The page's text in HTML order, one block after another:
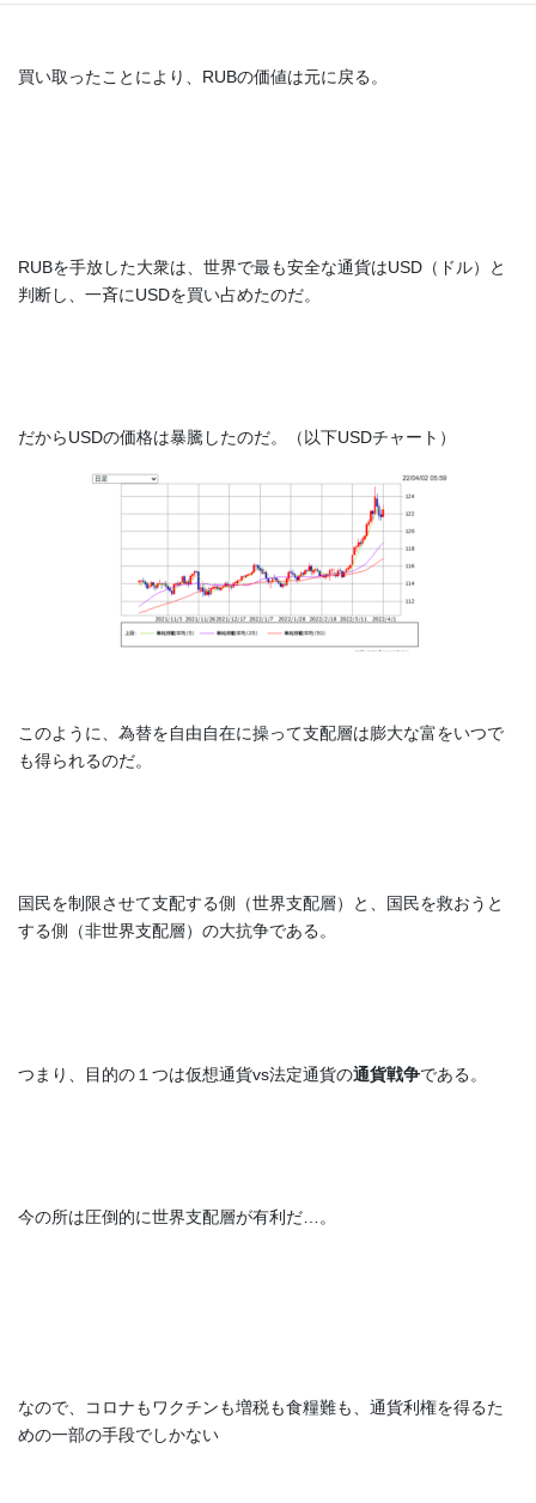
買い取ったことにより、RUBの価値は元に戻る。
RUBを手放した大衆は、世界で最も安全な通貨はUSD（ドル）と
判断し、一斉にUSDを買い占めたのだ。
だからUSDの価格は暴騰したのだ。（以下USDチャート）
このように、為替を自由自在に操って支配層は膨大な富をいつで
も得られるのだ。
国民を制限させて支配する側（世界支配層）と、国民を救おうと
する側（非世界支配層）の大抗争である。
つまり、目的の１つは仮想通貨vs法定通貨の通貨戦争である。
今の所は圧倒的に世界支配層が有利だ…。
なので、コロナもワクチンも増税も食糧難も、通貨利権を得るた
めの一部の手段でしかない